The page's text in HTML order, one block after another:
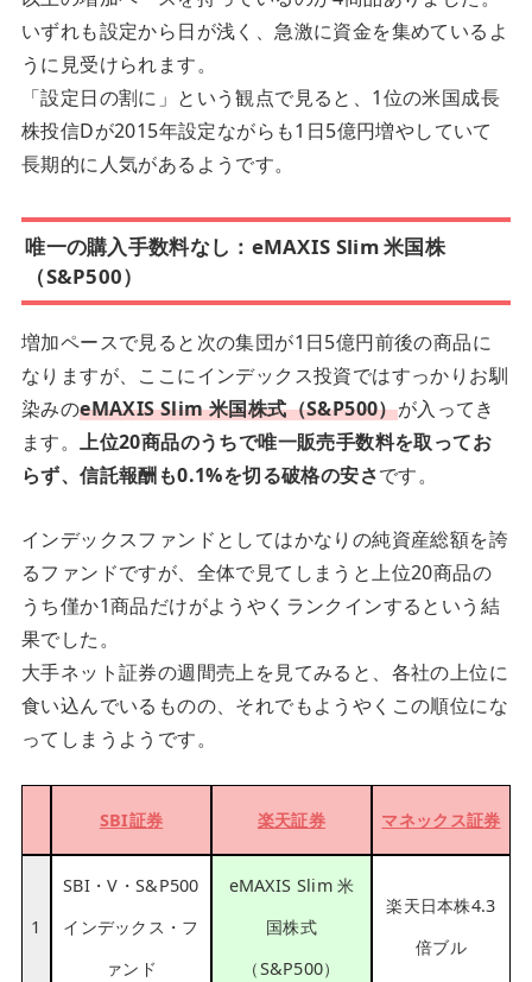
いずれも設定から日が浅く、急激に資金を集めているよ
うに見受けられます。
「設定日の割に」という観点で見ると、1位の米国成長
株投信Dが2015年設定ながらも1日5億円増やしていて
長期的に人気があるようです。
唯一の購入手数料なし：eMAXIS Slim 米国株
（S&P500）
増加ペースで見ると次の集団が1日5億円前後の商品に
なりますが、ここにインデックス投資ではすっかりお馴
染みのeMAXIS Slim 米国株式（S&P500）が入ってき
ます。上位20商品のうちで唯一販売手数料を取ってお
らず、信託報酬も0.1%を切る破格の安さです。
インデックスファンドとしてはかなりの純資産総額を誇
るファンドですが、全体で見てしまうと上位20商品の
うち僅か1商品だけがようやくランクインするという結
果でした。
大手ネット証券の週間売上を見てみると、各社の上位に
食い込んでいるものの、それでもようやくこの順位にな
ってしまうようです。
SBI証券 楽天証券 マネックス証券
1
SBI・V・S&P500
インデックス・フ
ァンド
eMAXIS Slim 米
国株式
（S&P500）
楽天日本株4.3
倍ブル